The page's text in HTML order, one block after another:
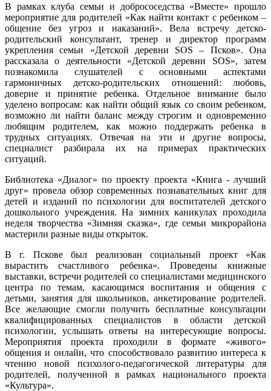
В рамках клуба семьи и добрососедства «Вместе» прошло
мероприятие для родителей «Как найти контакт с ребенком –
общение без угроз и наказаний». Вела встречу детско-
родительский консультант, тренер и директор программ
укрепления семьи «Детской деревни SOS – Псков». Она
рассказала о деятельности «Детской деревни SOS», затем
познакомила слушателей с основными аспектами
гармоничных детско-родительских отношений: любовь,
доверие и принятие ребенка. Отдельное внимание было
уделено вопросам: как найти общий язык со своим ребенком,
возможно ли найти баланс между строгим и одновременно
любящим родителем, как можно поддержать ребенка в
трудных ситуациях. Отвечая на эти и другие вопросы,
специалист разбирала их на примерах практических
ситуаций.
Библиотека «Диалог» по проекту проекта «Книга - лучший
друг» провела обзор современных познавательных книг для
детей и изданий по психологии для воспитателей детского
дошкольного учреждения. На зимних каникулах проходила
неделя творчества «Зимняя сказка», где семьи микрорайона
мастерили разные виды открыток.
В г. Пскове был реализован социальный проект «Как
вырастить счастливого ребенка». Проведены книжные
выставки, встречи родителей со специалистами медицинского
центра по темам, касающимся воспитания и общения с
детьми, занятия для школьников, анкетирование родителей.
Все желающие смогли получить бесплатные консультации
квалифицированных специалистов в области детской
психологии, услышать ответы на интересующие вопросы.
Мероприятия проекта проходили в формате «живого»
общения и онлайн, что способствовало развитию интереса к
чтению новой психолого-педагогической литературы для
родителей, полученной в рамках национального проекта
«Культура».